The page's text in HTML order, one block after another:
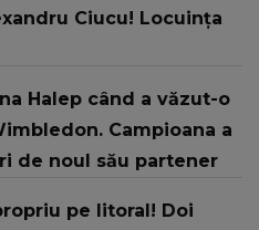
Ciucu! Locuința
Halep când a văzut-o
Campioana a
de noul său partener
pe litoral! Doi